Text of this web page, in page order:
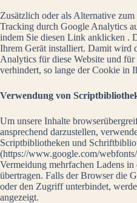
Zusätzlich oder als Alternative
Tracking durch Google Analytics
indem Sie diesen Link anklicken .
Ihrem Gerät installiert. Damit wird
Analytics für diese Website und
verhindert, so lange der Cookie in
Verwendung von
Um unsere Inhalte
ansprechend darzustellen,
Scriptbibliotheken und
(https://www.google.com/webfonts/
Vermeidung mehrfachen Ladens
übertragen. Falls der Browser die
oder den Zugriff unterbindet,
angezeigt.